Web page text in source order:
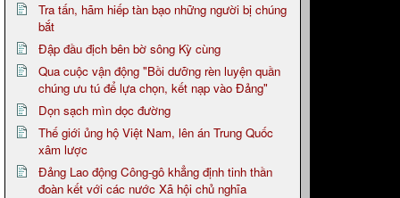
Tra tấn, hãm hiếp tàn bạo những người bị chúng
bắt
Đập đầu địch bên bờ sông Kỳ cùng
Qua cuộc vận động "Bồi dưỡng rèn luyện quần
chúng ưu tú để lựa chọn, kết nạp vào Đảng"
Dọn sạch mìn dọc đường
Thế giới ủng hộ Việt Nam, lên án Trung Quốc
xâm lược
Đảng Lao động Công-gô khẳng định tinh thần
đoàn kết với các nước Xã hội chủ nghĩa